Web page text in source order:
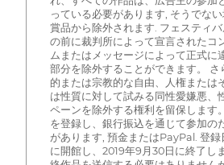
っている必要があります, そうでな
賞品から除外されます. フェスティ
の前に裁判所によって宣言されたコ
ムまたはメッセージによって正式に
部分を除外することができます。 さ
的または宗教的な自由、人権または
は性質に対して試みる同性愛嫌悪、
ペーンを除外する権利を留保します
を登録し、銀行振込を通じて参加の
があります, 預金またはPayPal. 登録
に開館し、2019年9月30日に終了し